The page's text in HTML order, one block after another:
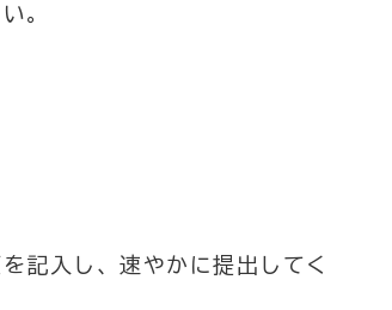
。
記入し、速やかに提出してく